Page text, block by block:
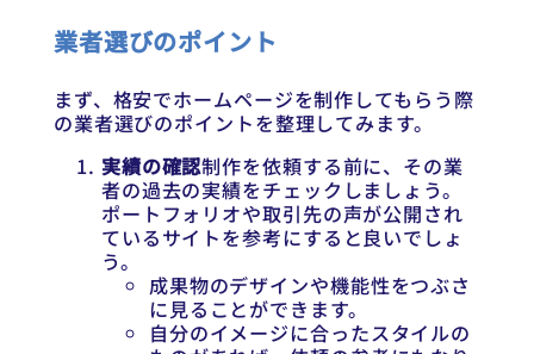
業者選びのポイント
まず、格安でホームページを制作してもらう際
の業者選びのポイントを整理してみます。
実績の確認制作を依頼する前に、その業
者の過去の実績をチェックしましょう。
ポートフォリオや取引先の声が公開され
ているサイトを参考にすると良いでしょ
う。
成果物のデザインや機能性をつぶさ
に見ることができます。
自分のイメージに合ったスタイルの